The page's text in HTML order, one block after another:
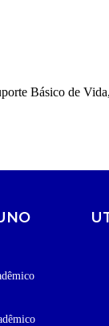
Básico de